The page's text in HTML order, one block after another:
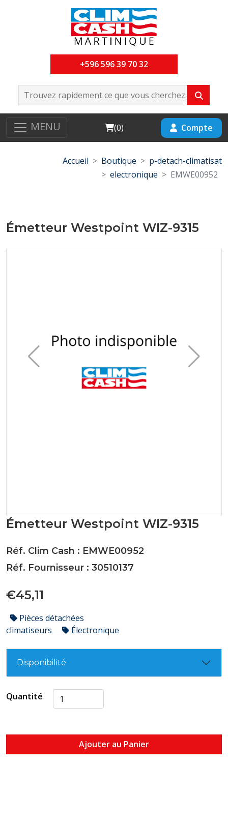
+596 596 39 70 32
MENU Cart
(0) Compte
Accueil Boutique
p-detach-climatisat
electronique
EMWE00952
Émetteur Westpoint WIZ-9315
Émetteur Westpoint WIZ-9315
Réf. Clim Cash : EMWE00952
Réf. Fournisseur : 30510137
€45,11
Pièces détachées
climatiseurs
Électronique
Disponibilité
Quantité
Ajouter au Panier